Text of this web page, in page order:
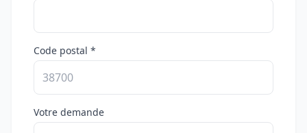
Code postal *
Votre demande